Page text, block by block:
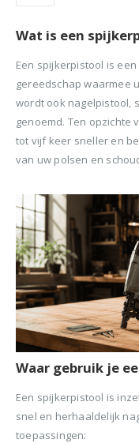
Wat is een
Een spijkerpistool is
gereedschap waarmee
wordt ook nagelpistool,
genoemd. Ten opzichte
tot vijf keer sneller en
van uw polsen en
Waar gebruik je
Een spijkerpistool is
snel en herhaaldelijk
toepassingen: